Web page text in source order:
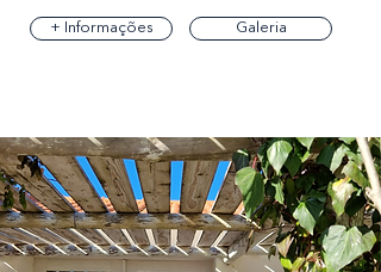
+ Informações Galeria